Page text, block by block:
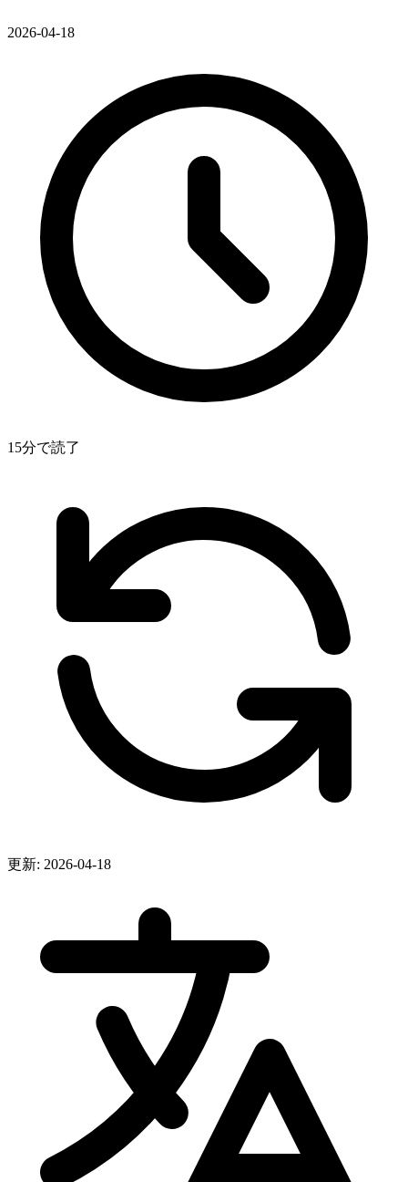
2026-04-18
15分で読了
更新: 2026-04-18